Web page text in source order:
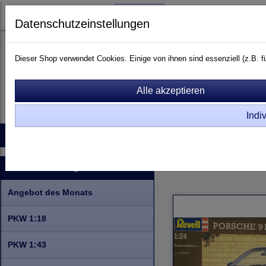
Angebot des Monats
PKW 1:18
PKW 1:43
Datenschutzeinstellungen
Dieser Shop verwendet Cookies. Einige von ihnen sind essenziell (z.B.